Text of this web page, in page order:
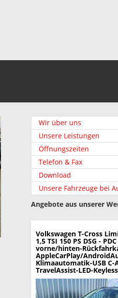
Wir über uns
Unsere Leistungen
Öffnungszeiten
Telefon & Fax
Download
Unsere Fahrzeuge bei
Angebote aus unserer
Volkswagen T-Cross
1,5 TSI 150 PS DSG - PDC
vorne/hinten-
AppleCarPlay/
Klimaautomatik-USB C-
TravelAssist-LED-